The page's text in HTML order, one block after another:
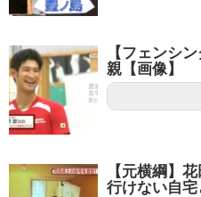
【フェンシ
親【画像】
【元横綱】
行けない自宅